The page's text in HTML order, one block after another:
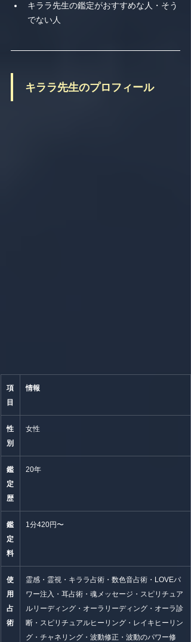
キララ先生の鑑定がおすすめな人・そう
でない人
キララ先生のプロフィール
項
目
情報
性
別
女性
鑑
定
歴
20年
鑑
定
料
1分420円〜
使
用
占
術
霊感・霊視・キララ占術・数色音占術・LOVEパ
ワー注入・耳占術・魂メッセージ・スピリチュア
ルリーディング・オーラリーディング・オーラ診
断・スピリチュアルヒーリング・レイキヒーリン
グ・チャネリング・波動修正・波動のパワー修